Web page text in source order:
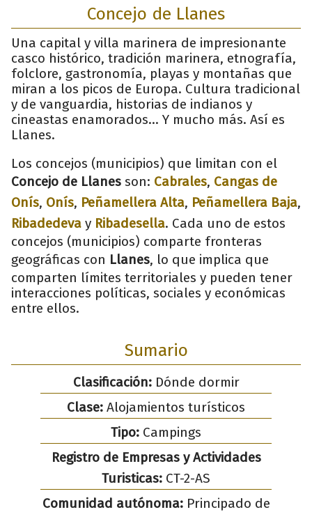
Concejo de Llanes
Una capital y villa marinera de impresionante
casco histórico, tradición marinera, etnografía,
folclore, gastronomía, playas y montañas que
miran a los picos de Europa. Cultura tradicional
y de vanguardia, historias de indianos y
cineastas enamorados... Y mucho más. Así es
Llanes.
Los concejos (municipios) que limitan con el
Concejo de Llanes son: Cabrales, Cangas de
Onís, Onís, Peñamellera Alta, Peñamellera Baja,
Ribadedeva y Ribadesella. Cada uno de estos
concejos (municipios) comparte fronteras
geográficas con Llanes, lo que implica que
comparten límites territoriales y pueden tener
interacciones políticas, sociales y económicas
entre ellos.
Sumario
Clasificación:Dónde dormir
Clase: Alojamientos turísticos
Tipo: Campings
Registro de Empresas y Actividades
Turisticas: CT-2-AS
Comunidad autónoma:Principado de